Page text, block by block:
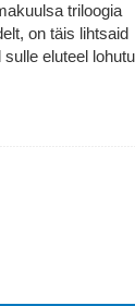
triloogia
on täis lihtsaid
eluteel